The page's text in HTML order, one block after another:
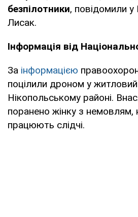
безпілотники, повідомили
Лисак.
Інформація від
За інформацією
поцілили дроном у
Нікопольському районі.
поранено жінку з немовлям,
працюють слідчі.